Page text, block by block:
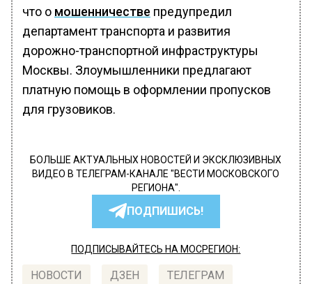
что о мошенничестве предупредил
департамент транспорта и развития
дорожно-транспортной инфраструктуры
Москвы. Злоумышленники предлагают
платную помощь в оформлении пропусков
для грузовиков.
БОЛЬШЕ АКТУАЛЬНЫХ НОВОСТЕЙ И ЭКСКЛЮЗИВНЫХ
ВИДЕО В ТЕЛЕГРАМ-КАНАЛЕ "ВЕСТИ МОСКОВСКОГО
РЕГИОНА".
ПОДПИШИСЬ!
ПОДПИСЫВАЙТЕСЬ НА МОСРЕГИОН:
НОВОСТИ ДЗЕН ТЕЛЕГРАМ